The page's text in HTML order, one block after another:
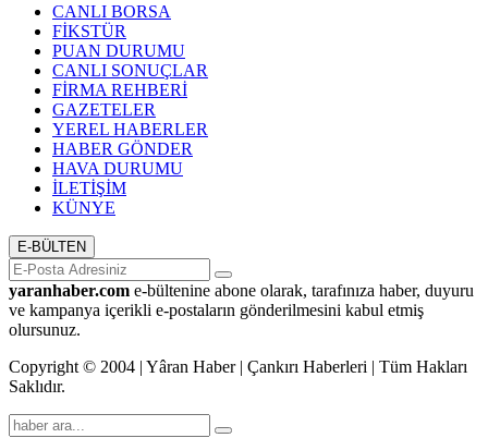
CANLI BORSA
FİKSTÜR
PUAN DURUMU
CANLI SONUÇLAR
FİRMA REHBERİ
GAZETELER
YEREL HABERLER
HABER GÖNDER
HAVA DURUMU
İLETİŞİM
KÜNYE
E-BÜLTEN
yaranhaber.com e-bültenine abone olarak, tarafınıza haber, duyuru
ve kampanya içerikli e-postaların gönderilmesini kabul etmiş
olursunuz.
Copyright © 2004 | Yâran Haber | Çankırı Haberleri | Tüm Hakları
Saklıdır.